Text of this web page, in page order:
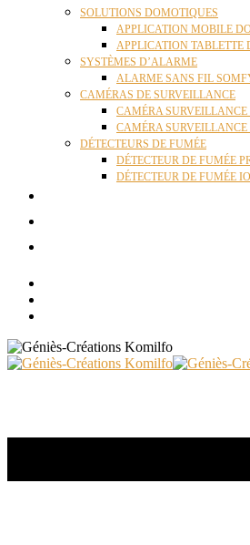
SOLUTIONS DOMOTIQUES
APPLICATION MOBILE
APPLICATION TABLETTE
SYSTÈMES D’ALARME
ALARME SANS FIL
CAMÉRAS DE SURVEILLANCE
CAMÉRA
CAMÉRA
DÉTECTEURS DE FUMÉE
DÉTECTEUR DE FUMÉE
DÉTECTEUR DE FUMÉE